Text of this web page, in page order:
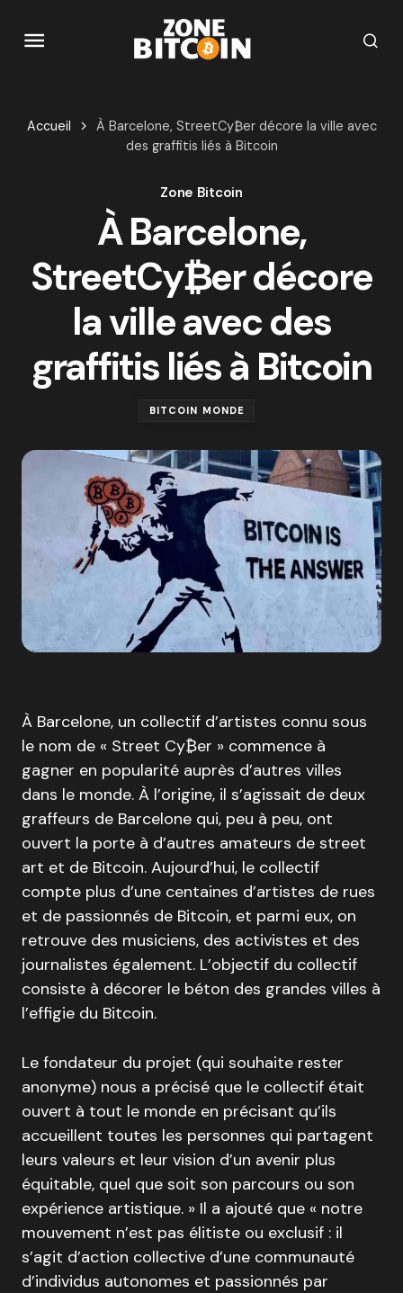
Accueil
À Barcelone, StreetCy₿er décore la ville avec
des graffitis liés à Bitcoin
Zone Bitcoin
À Barcelone,
StreetCy₿er décore
la ville avec des
graffitis liés à Bitcoin
BITCOIN MONDE
À Barcelone, un collectif d’artistes connu sous
le nom de « Street Cy₿er » commence à
gagner en popularité auprès d’autres villes
dans le monde. À l’origine, il s’agissait de deux
graffeurs de Barcelone qui, peu à peu, ont
ouvert la porte à d’autres amateurs de street
art et de Bitcoin. Aujourd’hui, le collectif
compte plus d’une centaines d’artistes de rues
et de passionnés de Bitcoin, et parmi eux, on
retrouve des musiciens, des activistes et des
journalistes également. L’objectif du collectif
consiste à décorer le béton des grandes villes à
l’effigie du Bitcoin.
Le fondateur du projet (qui souhaite rester
anonyme) nous a précisé que le collectif était
ouvert à tout le monde en précisant qu’ils
accueillent toutes les personnes qui partagent
leurs valeurs et leur vision d’un avenir plus
équitable, quel que soit son parcours ou son
expérience artistique. » Il a ajouté que « notre
mouvement n’est pas élitiste ou exclusif : il
s’agit d’action collective d’une communauté
d’individus autonomes et passionnés par